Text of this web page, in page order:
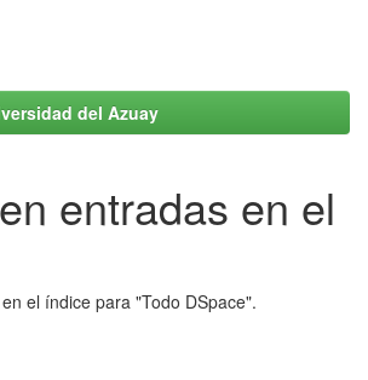
del Azuay
entradas en el
el índice para "Todo DSpace".